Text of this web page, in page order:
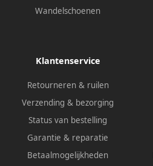
Wandelschoenen
Klantenservice
Retourneren & ruilen
Verzending & bezorging
Status van bestelling
Garantie & reparatie
Betaalmogelijkheden